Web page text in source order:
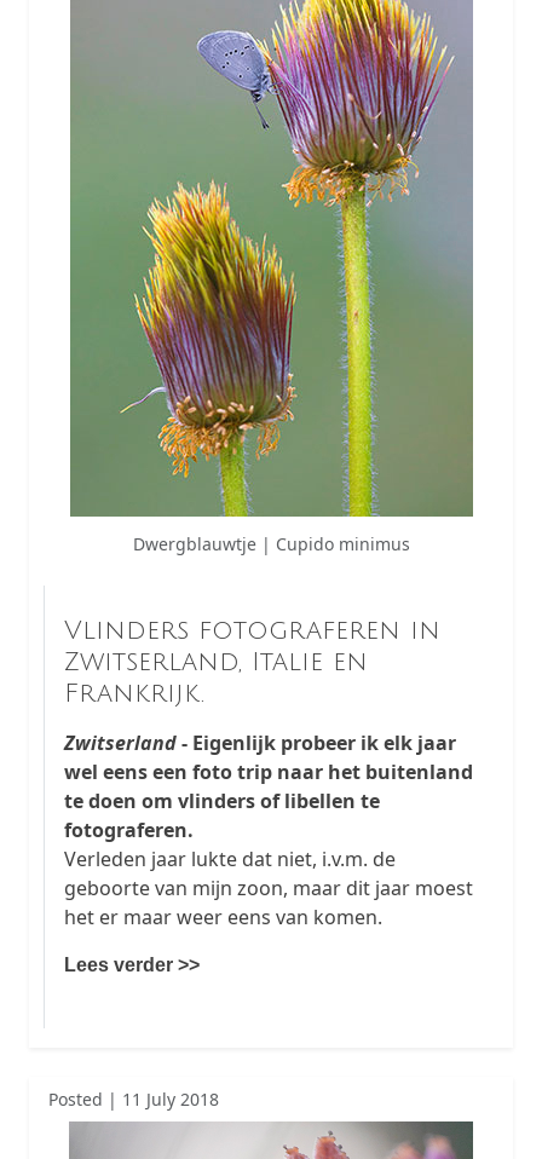
Dwergblauwtje | Cupido minimus
Vlinders fotograferen in
Zwitserland, Italie en
Frankrijk.
Zwitserland- Eigenlijk probeer ik elk jaar
wel eens een foto trip naar het buitenland
te doen om vlinders of libellen te
fotograferen.
Verleden jaar lukte dat niet, i.v.m. de
geboorte van mijn zoon, maar dit jaar moest
het er maar weer eens van komen.
Lees verder >>
Posted | 11 July 2018